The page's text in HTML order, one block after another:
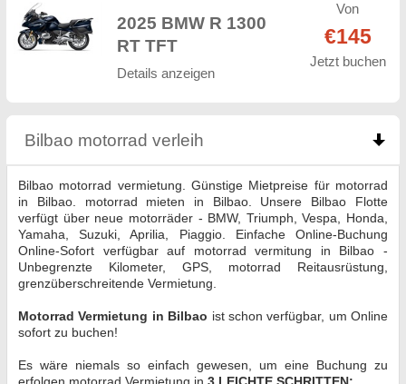
2025 BMW R 1300
RT TFT
Details anzeigen
Von
€145
Jetzt buchen
Bilbao motorrad verleih click to collapse contents
Bilbao motorrad vermietung. Günstige Mietpreise für motorrad
in Bilbao. motorrad mieten in Bilbao. Unsere Bilbao Flotte
verfügt über neue motorräder - BMW, Triumph, Vespa, Honda,
Yamaha, Suzuki, Aprilia, Piaggio. Einfache Online-Buchung
Online-Sofort verfügbar auf motorrad vermitung in Bilbao -
Unbegrenzte Kilometer, GPS, motorrad Reitausrüstung,
grenzüberschreitende Vermietung.
Motorrad Vermietung in Bilbao ist schon verfügbar, um Online
sofort zu buchen!
Es wäre niemals so einfach gewesen, um eine Buchung zu